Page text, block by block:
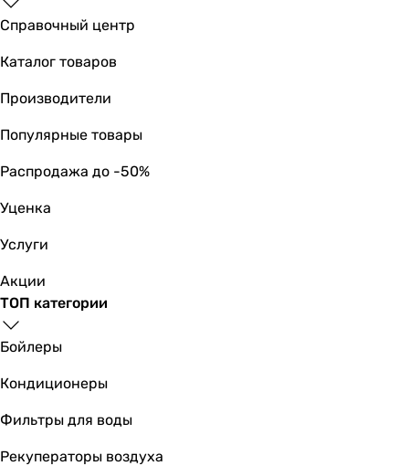
Справочный центр
Каталог товаров
Производители
Популярные товары
Распродажа до -50%
Уценка
Услуги
Акции
ТОП категории
Бойлеры
Кондиционеры
Фильтры для воды
Рекуператоры воздуха